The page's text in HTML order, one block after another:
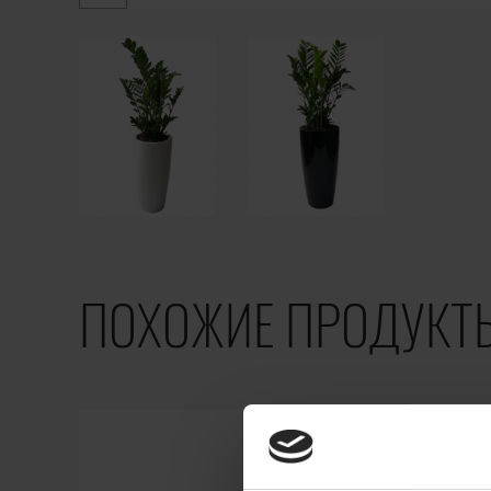
ПОХОЖИЕ